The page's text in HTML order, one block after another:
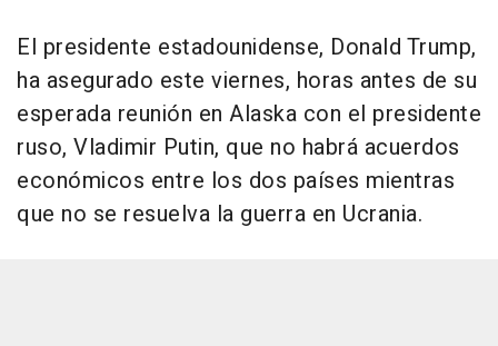
El presidente estadounidense, Donald Trump,
ha asegurado este viernes, horas antes de su
esperada reunión en Alaska con el presidente
ruso, Vladimir Putin, que no habrá acuerdos
económicos entre los dos países mientras
que no se resuelva la guerra en Ucrania.